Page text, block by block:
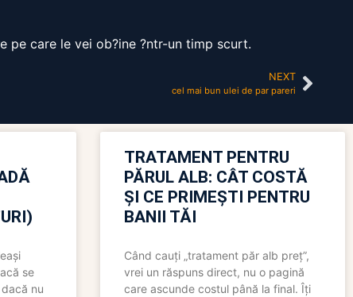
pe care le vei ob?ine ?ntr-un timp scurt.
NEXT
cel mai bun ulei de par pareri
se
nu
TRATAMENT PENTRU
PĂRUL ALB: CÂT COSTĂ
ȘI CE PRIMEȘTI PENTRU
BANII TĂI
Când cauți „tratament păr alb preț”,
vrei un răspuns direct, nu o pagină
care ascunde costul până la final. Îți